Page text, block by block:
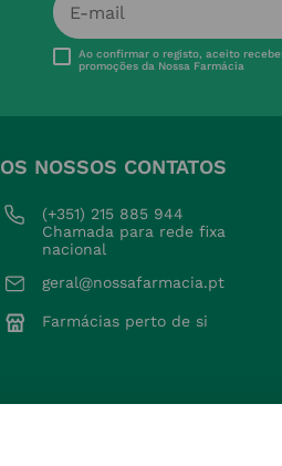
Ao confirmar o registo, aceito
promoções da Nossa Farmácia
OS NOSSOS CONTATOS
(+351) 215 885 944
Chamada para rede fixa
nacional
geral@nossafarmacia.pt
Farmácias perto de si